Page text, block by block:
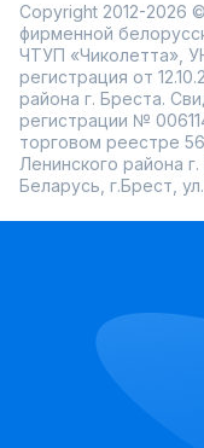
Copyright 2012-2026
фирменной
ЧТУП «Чиколетта»,
регистрация от
района г. Бреста.
регистрации №
торговом реестре
Ленинского района
Беларусь, г.Брест,